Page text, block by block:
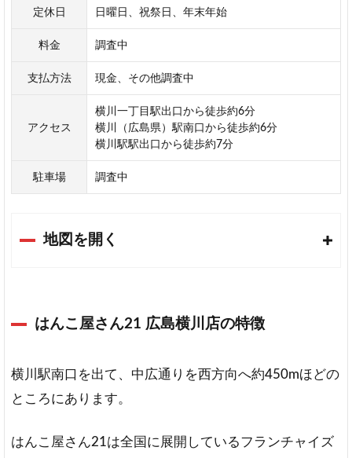
通
販
は
こ
プ
レ
ミ
ア
ム
天
定休日 日曜日、祝祭日、年末年始
料金 調査中
支払方法 現金、その他調査中
アクセス
横川一丁目駅出口から徒歩約6分
横川（広島県）駅南口から徒歩約6分
横川駅駅出口から徒歩約7分
駐車場 調査中
地図を開く
はんこ屋さん21 広島横川店の特徴
横川駅南口を出て、中広通りを西方向へ約450mほどの
ところにあります。
はんこ屋さん21は全国に展開しているフランチャイズ